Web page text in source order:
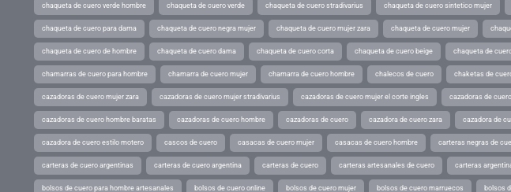
chaqueta de cuero verde hombre chaqueta de cuero verde chaqueta de cuero stradivarius chaqueta de cuero sintetico mujer
chaqueta de cuero para dama chaqueta de cuero negra mujer chaqueta de cuero mujer zara chaqueta de cuero mujer
chaqueta de cuero de hombre chaqueta de cuero dama chaqueta de cuero corta chaqueta de cuero beige chaqueta de
chamarras de cuero para hombre chamarra de cuero mujer chamarra de cuero hombre chalecos de cuero chaketas de
cazadoras de cuero mujer zara cazadoras de cuero mujer stradivarius cazadoras de cuero mujer el corte ingles cazadoras de
cazadoras de cuero hombre baratas cazadoras de cuero hombre cazadoras de cuero cazadora de cuero zara cazadora de
cazadora de cuero estilo motero cascos de cuero casacas de cuero mujer casacas de cuero hombre carteras negras de
carteras de cuero argentinas carteras de cuero argentina carteras de cuero carteras artesanales de cuero carteras
bolsos de cuero para hombre artesanales bolsos de cuero online bolsos de cuero mujer bolsos de cuero marruecos bolsos